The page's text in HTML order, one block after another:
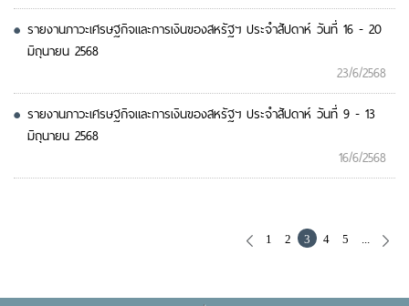
รายงานภาวะเศรษฐกิจและการเงินของสหรัฐฯ ประจำสัปดาห์ วันที่ 16 - 20
มิถุนายน 2568
23/6/2568
รายงานภาวะเศรษฐกิจและการเงินของสหรัฐฯ ประจำสัปดาห์ วันที่ 9 - 13
มิถุนายน 2568
16/6/2568
1 2 3 4 5 ...